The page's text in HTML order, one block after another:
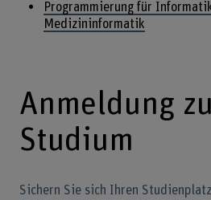
Programmierung für
Medizininformatik
Anmeldung
Studium
Sichern Sie sich Ihren